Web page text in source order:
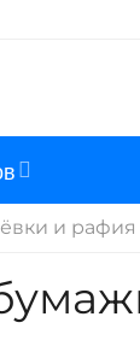
и рафия